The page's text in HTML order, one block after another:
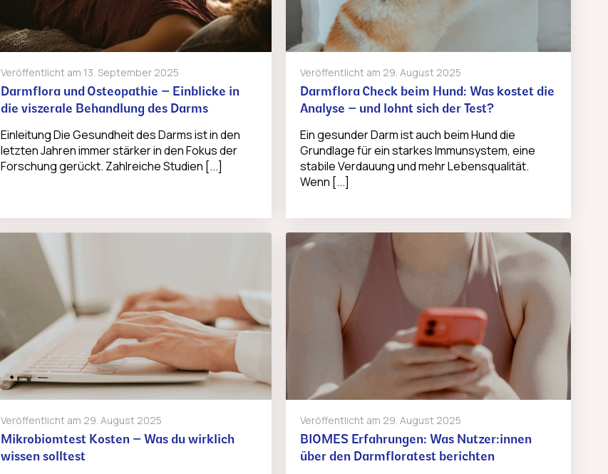
Veröffentlicht am 13. September 2025
Darmflora und Osteopathie – Einblicke in
die viszerale Behandlung des Darms
Einleitung Die Gesundheit des Darms ist in den
letzten Jahren immer stärker in den Fokus der
Forschung gerückt. Zahlreiche Studien [...]
Veröffentlicht am 29. August 2025
Darmflora Check beim Hund: Was kostet die
Analyse – und lohnt sich der Test?
Ein gesunder Darm ist auch beim Hund die
Grundlage für ein starkes Immunsystem, eine
stabile Verdauung und mehr Lebensqualität.
Wenn [...]
Veröffentlicht am 29. August 2025
Mikrobiomtest Kosten – Was du wirklich
wissen solltest
Veröffentlicht am 29. August 2025
BIOMES Erfahrungen: Was Nutzer:innen
über den Darmfloratest berichten